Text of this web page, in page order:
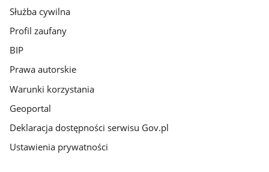
Służba cywilna
Profil zaufany
BIP
Prawa autorskie
Warunki korzystania
Geoportal
Deklaracja dostępności serwisu Gov.pl
Ustawienia prywatności